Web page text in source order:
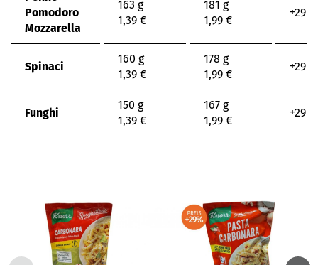
Pomodoro
Mozzarella
163 g
1,39 €
181 g
1,99 €
+29 %
Spinaci
160 g
1,39 €
178 g
1,99 €
+29 %
Funghi
150 g
1,39 €
167 g
1,99 €
+29 %